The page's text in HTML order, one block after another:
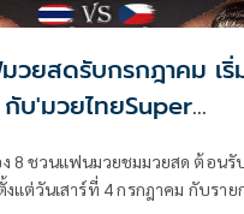
วยสดรับกรกฎาคม เ
กับ'มวยไทยSuper
8 ชวนแฟนมวยชมมวยสด ต้อนรั